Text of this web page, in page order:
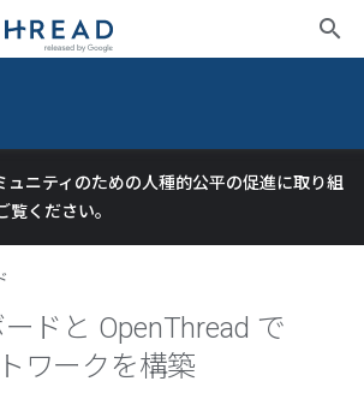
ニティのための人種的公平の促進に取り組
覧ください。
ドと OpenThread で
ワークを構築